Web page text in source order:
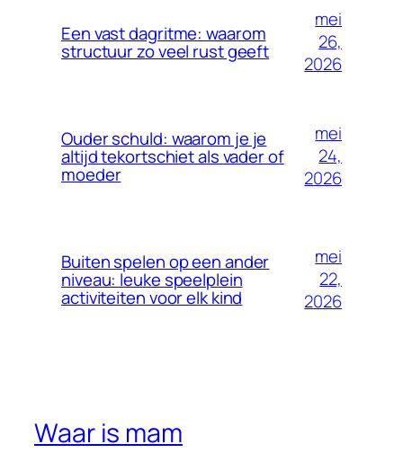
Een vast dagritme: waarom
structuur zo veel rust geeft
mei
26,
2026
Ouder schuld: waarom je je
altijd tekortschiet als vader of
moeder
mei
24,
2026
Buiten spelen op een ander
niveau: leuke speelplein
activiteiten voor elk kind
mei
22,
2026
Waar is mam